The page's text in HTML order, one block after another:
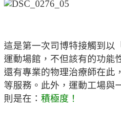
這是第一次司博特接觸到以
運動場館，不但該有的功能
還有專業的物理治療師在此
等服務。此外，運動工場與
則是在： 積極度！